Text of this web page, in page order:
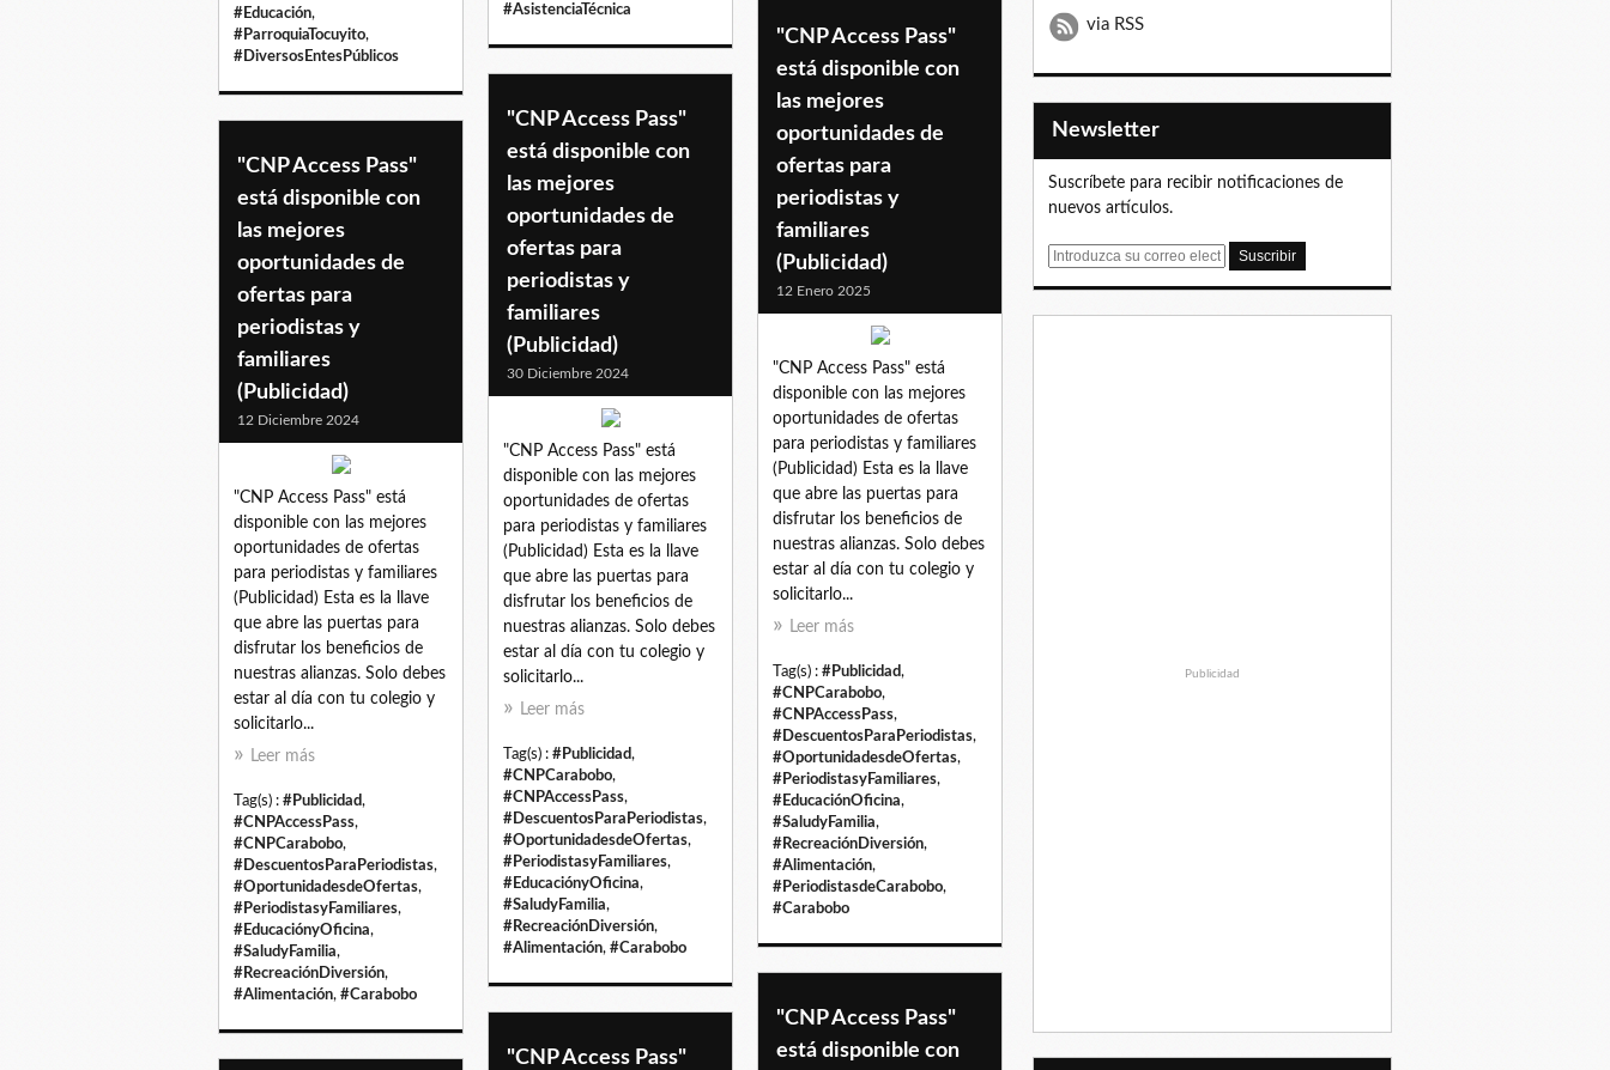
#Educación,
#ParroquiaTocuyito,
#DiversosEntesPúblicos
#AsistenciaTécnica
"CNP Access Pass"
está disponible con
las mejores
oportunidades de
ofertas para
periodistas y
familiares
(Publicidad)
12 Enero 2025
"CNP Access Pass" está
disponible con las mejores
oportunidades de ofertas
para periodistas y familiares
(Publicidad) Esta es la llave
que abre las puertas para
disfrutar los beneficios de
nuestras alianzas. Solo debes
estar al día con tu colegio y
solicitarlo...
Leer más
Tag(s) : #Publicidad,
#CNPCarabobo,
#CNPAccessPass,
#DescuentosParaPeriodistas,
#OportunidadesdeOfertas,
#PeriodistasyFamiliares,
#EducaciónOficina,
#SaludyFamilia,
#RecreaciónDiversión,
#Alimentación,
#PeriodistasdeCarabobo,
#Carabobo
"CNP Access Pass"
está disponible con
las mejores
oportunidades de
ofertas para
periodistas y
familiares
(Publicidad)
30 Diciembre 2024
"CNP Access Pass" está
disponible con las mejores
oportunidades de ofertas
para periodistas y familiares
(Publicidad) Esta es la llave
que abre las puertas para
disfrutar los beneficios de
nuestras alianzas. Solo debes
estar al día con tu colegio y
solicitarlo...
Leer más
Tag(s) : #Publicidad,
#CNPCarabobo,
#CNPAccessPass,
#DescuentosParaPeriodistas,
#OportunidadesdeOfertas,
#PeriodistasyFamiliares,
#EducaciónyOficina,
#SaludyFamilia,
#RecreaciónDiversión,
#Alimentación, #Carabobo
"CNP Access Pass"
está disponible con
las mejores
oportunidades de
ofertas para
periodistas y
familiares
(Publicidad)
12 Diciembre 2024
"CNP Access Pass" está
disponible con las mejores
oportunidades de ofertas
para periodistas y familiares
(Publicidad) Esta es la llave
que abre las puertas para
disfrutar los beneficios de
nuestras alianzas. Solo debes
estar al día con tu colegio y
solicitarlo...
Leer más
Tag(s) : #Publicidad,
#CNPAccessPass,
#CNPCarabobo,
#DescuentosParaPeriodistas,
#OportunidadesdeOfertas,
#PeriodistasyFamiliares,
#EducaciónyOficina,
#SaludyFamilia,
#RecreaciónDiversión,
#Alimentación, #Carabobo
"CNP Access Pass"
está disponible con
"CNP Access Pass"
via RSS
Newsletter
Suscríbete para recibir notificaciones de
nuevos artículos.
E
Publicidad